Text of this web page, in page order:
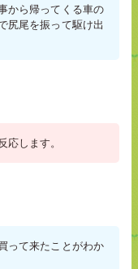
から帰ってくる車の
尻尾を振って駆け出
します。
って来たことがわか